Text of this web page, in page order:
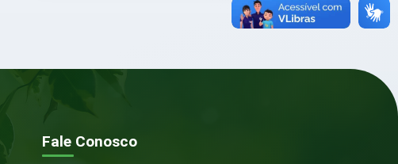
Fale Conosco